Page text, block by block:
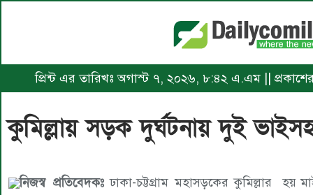
প্রিন্ট এর তারিখঃ অগাস্ট ৭, ২০২৬, ৮:৪২ এ.এম ||
কুমিল্লায় সড়ক দুর্ঘটনায় দুই
নিজস্ব প্রতিবেদকঃ ঢাকা-চট্টগ্রাম মহাসড়কের কুমিল্লার
হয়